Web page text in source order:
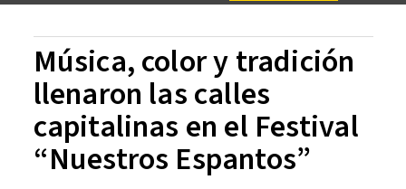
Música, color y tradición
llenaron las calles
capitalinas en el Festival
“Nuestros Espantos”